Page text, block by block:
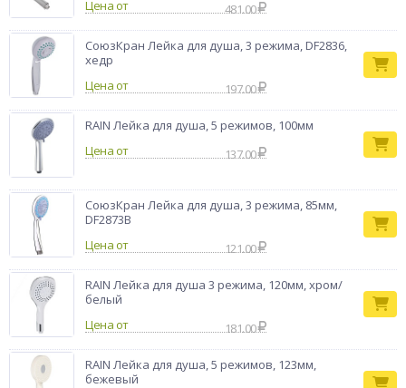
Цена от
481.00
СоюзКран Лейка для душа, 3 режима, DF2836,
хедр
Цена от
197.00
RAIN Лейка для душа, 5 режимов, 100мм
Цена от
137.00
СоюзКран Лейка для душа, 3 режима, 85мм,
DF2873B
Цена от
121.00
RAIN Лейка для душа 3 режима, 120мм, хром/
белый
Цена от
181.00
RAIN Лейка для душа, 5 режимов, 123мм,
бежевый